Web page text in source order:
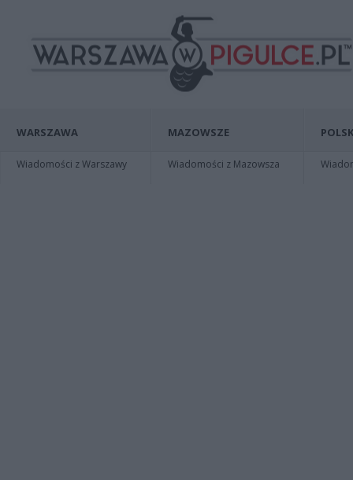
WARSZAWA
Wiadomości z Warszawy
MAZOWSZE
Wiadomości z Mazowsza